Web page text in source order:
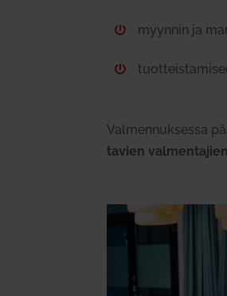
 myynnin ja

Val­men­nuk­sessa
tavien